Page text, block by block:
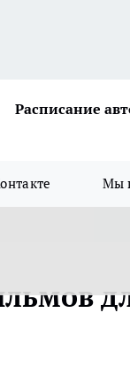
Расписание
Мы